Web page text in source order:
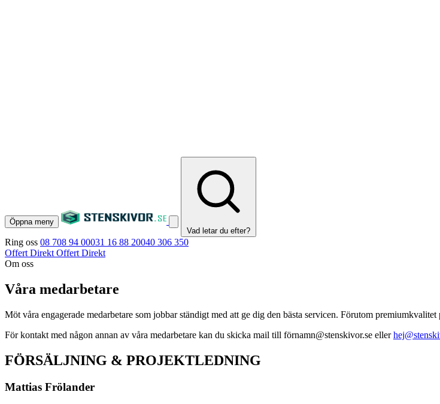
Öppna meny
Vad letar du efter?
Ring oss 08 708 94 00031 16 88 20040 306 350
Offert Direkt Offert Direkt
Om oss
Våra medarbetare
Möt våra engagerade medarbetare som jobbar ständigt med att ge dig den bästa servicen. Förutom
För kontakt med någon annan av våra medarbetare kan du skicka mail till förnamn@stenskivor.se eller
FÖRSÄLJNING & PROJEKTLEDNING
Mattias Frölander